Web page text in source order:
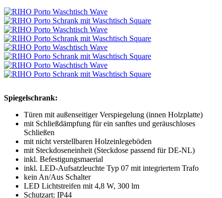
Spiegelschrank:
Türen mit außenseitiger Verspiegelung (innen Holzplatte)
mit Schließdämpfung für ein sanftes und geräuschloses
Schließen
mit nicht verstellbaren Holzeinlegeböden
mit Steckdoseneinheit (Steckdose passend für DE-NL)
inkl. Befestigungsmaerial
inkl. LED-Aufsatzleuchte Typ 07 mit integriertem Trafo
kein An/Aus Schalter
LED Lichtstreifen mit 4,8 W, 300 lm
Schutzart: IP44